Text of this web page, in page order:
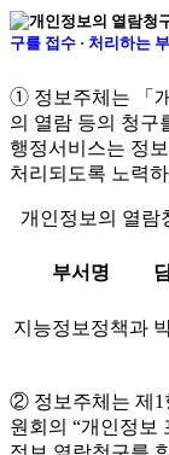
구를 접수 · 처리하는
➀ 정보주체는 「
의 열람 등의 청구
행정서비스는 정
처리되도록 노력
개인정보의 열람
부서명
지능정보정책과
② 정보주체는 제1
원회의 “개인정보